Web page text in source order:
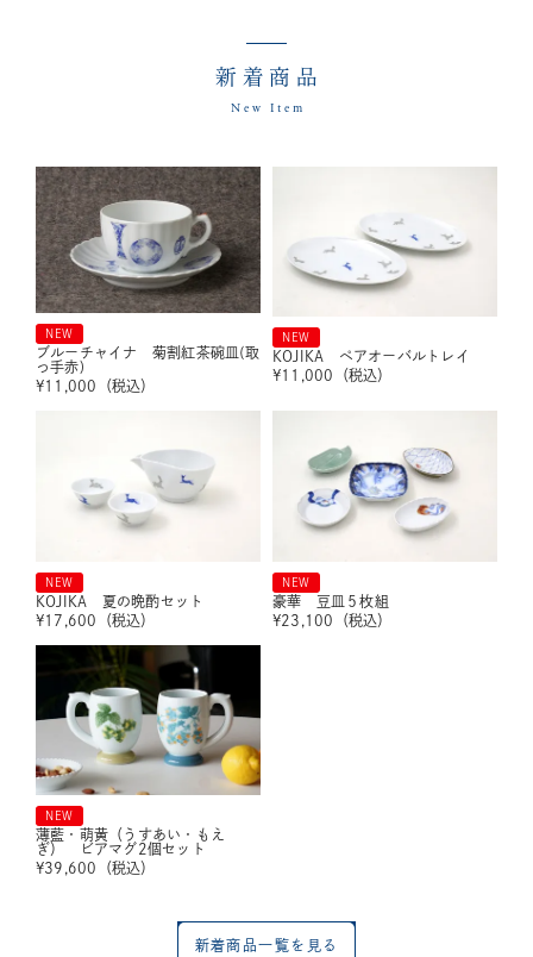
新着商品
New Item
NEW
ブルーチャイナ 菊割紅茶碗皿(取
っ手赤)
¥11,000 （税込）
NEW
KOJIKA ペアオーバルトレイ
¥11,000 （税込）
NEW
KOJIKA 夏の晩酌セット
¥17,600 （税込）
NEW
豪華 豆皿５枚組
¥23,100 （税込）
NEW
薄藍・萌黄（うすあい・もえ
ぎ） ビアマグ2個セット
¥39,600 （税込）
新着商品一覧を見る